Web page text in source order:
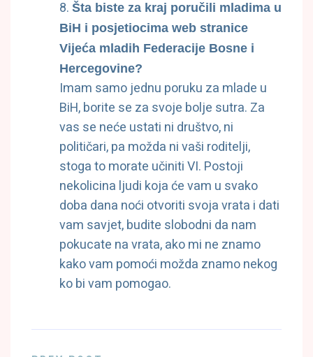
Šta biste za kraj poručili mladima u
BiH i posjetiocima web stranice
Vijeća mladih Federacije Bosne i
Hercegovine?
Imam samo jednu poruku za mlade u
BiH, borite se za svoje bolje sutra. Za
vas se neće ustati ni društvo, ni
političari, pa možda ni vaši roditelji,
stoga to morate učiniti VI. Postoji
nekolicina ljudi koja će vam u svako
doba dana noći otvoriti svoja vrata i dati
vam savjet, budite slobodni da nam
pokucate na vrata, ako mi ne znamo
kako vam pomoći možda znamo nekog
ko bi vam pomogao.